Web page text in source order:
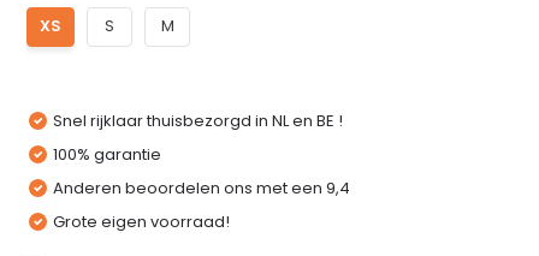
XS S M
Snel rijklaar thuisbezorgd in NL en BE !
100% garantie
Anderen beoordelen ons met een 9,4
Grote eigen voorraad!